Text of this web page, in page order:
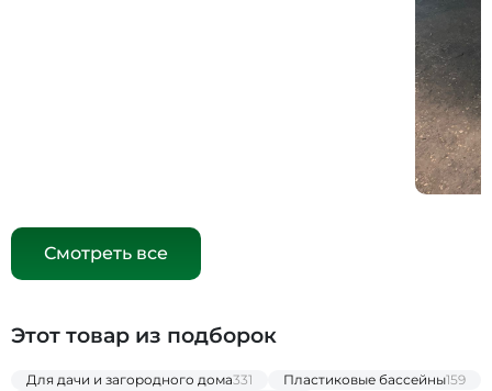
Смотреть все
Этот товар из подборок
Для дачи и загородного дома331 Пластиковые бассейны159